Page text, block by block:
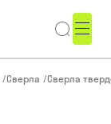
/Сверла /Сверла